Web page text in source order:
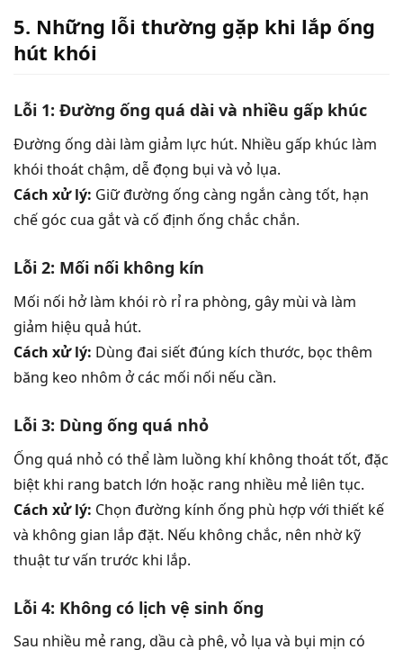
5. Những lỗi thường gặp khi lắp ống
hút khói
Lỗi 1: Đường ống quá dài và nhiều gấp khúc
Đường ống dài làm giảm lực hút. Nhiều gấp khúc làm
khói thoát chậm, dễ đọng bụi và vỏ lụa.
Cách xử lý: Giữ đường ống càng ngắn càng tốt, hạn
chế góc cua gắt và cố định ống chắc chắn.
Lỗi 2: Mối nối không kín
Mối nối hở làm khói rò rỉ ra phòng, gây mùi và làm
giảm hiệu quả hút.
Cách xử lý: Dùng đai siết đúng kích thước, bọc thêm
băng keo nhôm ở các mối nối nếu cần.
Lỗi 3: Dùng ống quá nhỏ
Ống quá nhỏ có thể làm luồng khí không thoát tốt, đặc
biệt khi rang batch lớn hoặc rang nhiều mẻ liên tục.
Cách xử lý: Chọn đường kính ống phù hợp với thiết kế
và không gian lắp đặt. Nếu không chắc, nên nhờ kỹ
thuật tư vấn trước khi lắp.
Lỗi 4: Không có lịch vệ sinh ống
Sau nhiều mẻ rang, dầu cà phê, vỏ lụa và bụi mịn có